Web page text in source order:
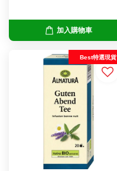
加入購物車
Best特選現貨